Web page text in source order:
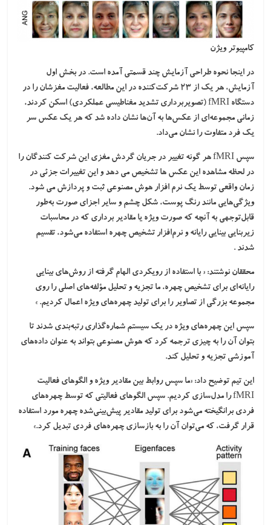
کامپیوتر ویژن
در اینجا نحوه طراحی آزمایش چند قسمتی آمده است. در بخش اول
آزمایش، هر یک از 23 شرکت‌کننده در این مطالعه، فعالیت مغزشان را در
دستگاه fMRI (تصویربرداری تشدید مغناطیسی عملکردی) اسکن کردند،
زمانی مجموعه‌ای از عکس‌ها به آن‌ها نشان داده شد که هر یک عکس سر
یک فرد متفاوت را نشان می‌داد.
سپس fMRI هر گونه تغییر در جریان گردش مغزی این شرکت کنندگان را
در لحظه مشاهده این عکس ها تشخیص می دهد و این تغییرات جزئی در
زمان واقعی توسط یک نرم افزار هوش مصنوعی ثبت و پردازش می شود.
ویژگی‌هایی مانند رنگ پوست، شکل چشم و سایر اجزای صورت به‌طور
قابل‌توجهی به آنچه که صورت ویژه یا مقادیر برداری که در محاسبات
زیربنایی بینایی رایانه و نرم‌افزار تشخیص چهره استفاده می‌شود، تقسیم
شدند .
محققان نوشتند: « با استفاده از رویکردی الهام گرفته از روش‌های بینایی
رایانه‌ای برای تشخیص چهره، ما تجزیه و تحلیل مؤلفه‌های اصلی را روی
مجموعه بزرگی از تصاویر را برای تولید چهره‌های ویژه اعمال کردیم. »
سپس این چهره‌های ویژه در یک سیستم شماره‌گذاری رتبه‌بندی شدند تا
بتوان آن را به چیزی ترجمه کرد که هوش مصنوعی بتواند به عنوان داده‌های
آموزشی تجزیه و تحلیل کند.
این تیم توضیح داد: «ما سپس روابط بین مقادیر ویژه و الگوهای فعالیت
fMRI را مدل‌سازی کردیم. سپس الگوهای فعالیتی که توسط چهره‌های
فردی برانگیخته می‌شود برای تولید مقادیر پیش‌بینی‌شده چهره مورد استفاده
قرار گرفت، که می‌توان آن را به بازسازی چهره‌های فردی تبدیل کرد.»